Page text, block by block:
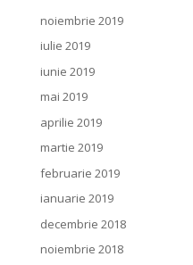
noiembrie 2019
iulie 2019
iunie 2019
mai 2019
aprilie 2019
martie 2019
februarie 2019
ianuarie 2019
decembrie 2018
noiembrie 2018